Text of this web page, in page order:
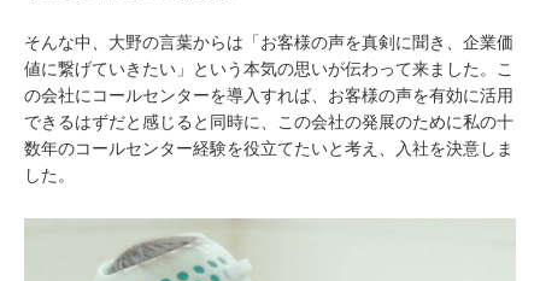
そんな中、大野の言葉からは「お客様の声を真剣に聞き、企業価
値に繋げていきたい」という本気の思いが伝わって来ました。こ
の会社にコールセンターを導入すれば、お客様の声を有効に活用
できるはずだと感じると同時に、この会社の発展のために私の十
数年のコールセンター経験を役立てたいと考え、入社を決意しま
した。